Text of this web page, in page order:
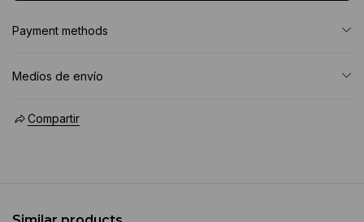
Payment methods
Medíos de envío
Compartir